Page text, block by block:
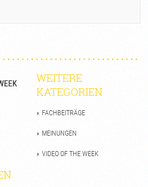
WEITERE
KATEGORIEN
FACHBEITRÄGE
MEINUNGEN
VIDEO OF THE WEEK